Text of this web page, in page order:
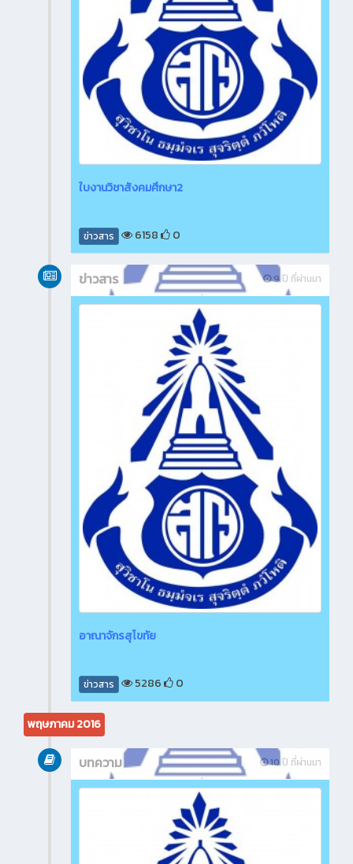
ใบงานวิชาสังคมศึกษา2
ข่าวสาร 6158 0
9 ปี ที่ผ่านมา
ข่าวสาร
อาณาจักรสุโขทัย
ข่าวสาร 5286 0
พฤษภาคม 2016
10 ปี ที่ผ่านมา
บทความ